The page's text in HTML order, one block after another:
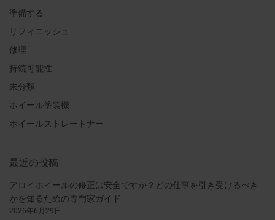
準備する
リフィニッシュ
修理
持続可能性
未分類
ホイール塗装機
ホイールストレートナー
最近の投稿
アロイホイールの修正は安全ですか？どの仕事を引き受けるべき
かを知るための専門家ガイド
2026年6月29日